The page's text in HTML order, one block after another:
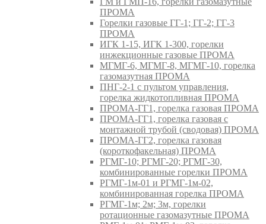
ПРОМА
Горелки газовые ГГ-1; ГГ-2; ГГ-3
ПРОМА
ИГК 1-15, ИГК 1-300, горелки
инжекционные газовые ПРОМА
МГМГ-6, МГМГ-8, МГМГ-10, горелка
газомазутная ПРОМА
ПНГ-2-1 с пультом управления,
горелка жидкотопливная ПРОМА
ПРОМА-ГГ1, горелка газовая ПРОМА
ПРОМА-ГГ1, горелка газовая с
монтажной трубой (сводовая) ПРОМА
ПРОМА-ГГ2, горелка газовая
(короткофакельная) ПРОМА
РГМГ-10; РГМГ-20; РГМГ-30,
комбинированные горелки ПРОМА
РГМГ-1м-01 и РГМГ-1м-02,
комбинированная горелка ПРОМА
РГМГ-1м; 2м; 3м, горелки
ротационные газомазутные ПРОМА